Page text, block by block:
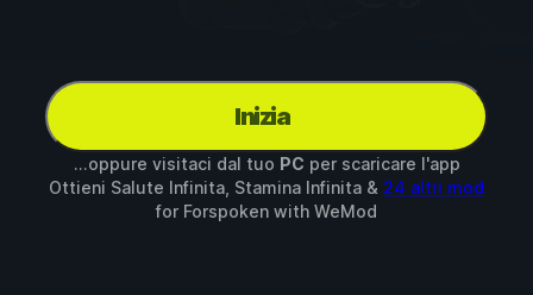
Inizia
...oppure visitaci dal tuo PC per scaricare l'app
Ottieni Salute Infinita, Stamina Infinita & 24 altri mod
for Forspoken with WeMod